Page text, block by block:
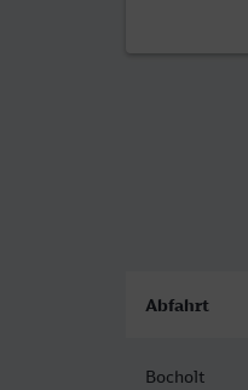
Abfahrt
Bocholt